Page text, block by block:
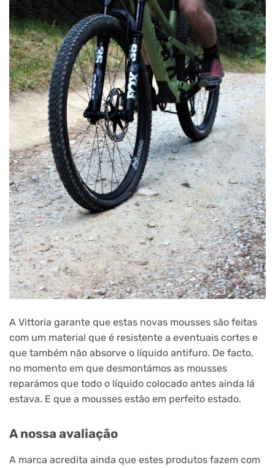
A Vittoria garante que estas novas mousses são feitas
com um material que é resistente a eventuais cortes e
que também não absorve o líquido antifuro. De facto,
no momento em que desmontámos as mousses
reparámos que todo o líquido colocado antes ainda lá
estava. E que a mousses estão em perfeito estado.
A nossa avaliação
A marca acredita ainda que estes produtos fazem com